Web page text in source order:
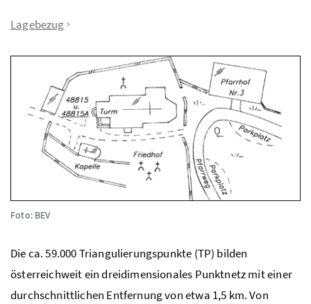
Lagebezug
Foto: BEV
Die ca. 59.000 Triangulierungspunkte (TP) bilden
österreichweit ein dreidimensionales Punktnetz mit einer
durchschnittlichen Entfernung von etwa 1,5 km. Von